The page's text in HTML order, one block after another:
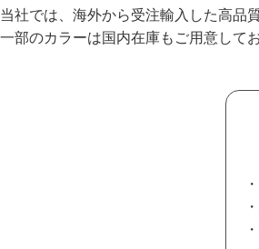
当社では、海外から受注輸入した高品
一部のカラーは国内在庫もご用意して